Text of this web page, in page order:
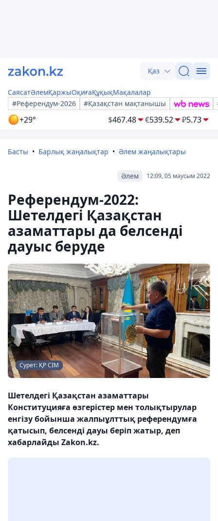
Қаз
СаясатӘлемҚаржыОқиғаҚұқықМақалалар
#Референдум-2026
#Қазақстан мақтанышы
+29° $467.48 €539.52 ₽5.73
Басты Барлық жаңалықтар Әлем жаңалықтары
12:09, 05 маусым 2022
Әлем
Референдум-2022:
Шетелдегі Қазақстан
азаматтары да белсенді
дауыс беруде
Сурет: ҚР СІМ
Шетелдегі Қазақстан азаматтары
Конституцияға өзгерістер мен толықтырулар
енгізу бойынша жалпыұлттық референдумға
қатысып, белсенді дауы беріп жатыр, деп
хабарлайды Zakon.kz.